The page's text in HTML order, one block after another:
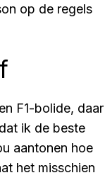
op de regels
F1-bolide, daar
ik de beste
aantonen hoe
het misschien